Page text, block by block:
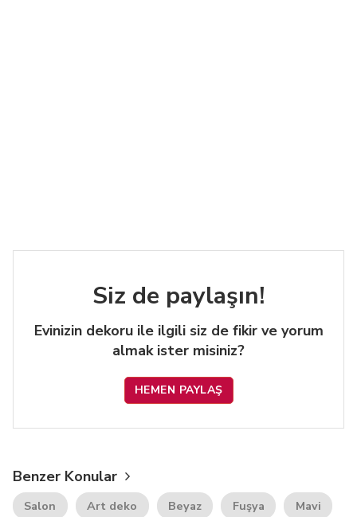
Siz de paylaşın!
Evinizin dekoru ile ilgili siz de fikir ve yorum
almak ister misiniz?
HEMEN PAYLAŞ
Benzer Konular
Salon Art deko Beyaz Fuşya Mavi